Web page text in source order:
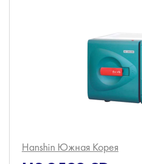
Hanshin Южная Корея